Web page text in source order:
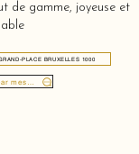
de gamme, joyeuse et
PLACE BRUXELLES 1000